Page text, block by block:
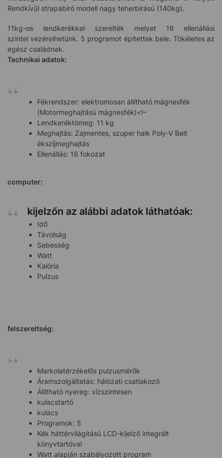
Rendkívűl strapabíró modell nagy teherbírású (140kg).
11kg-os lendkerékkel szerelték melyet 16 ellenállási
szintel vezérelhetünk. 5 programot építettek bele. Tökéletes az
egész családnak.
Technikai adatok:
Fékrendszer: elektromosan állítható mágnesfék
(Motormeghajtású mágnesfék)<!–
Lendkeréktömeg: 11 kg
Meghajtás: Zajmentes, szuper halk Poly-V Belt
ékszíjmeghajtás
Ellenállás: 16 fokozat
computer:
kijelzőn az alábbi adatok láthatóak:
Idő
Távolság
Sebesség
Watt
Kalória
Pulzus
felszereltség:
Markolatérzékelős pulzusmérők
Áramszolgáltatás: hálózati csatlakozó
Állítható nyereg: vízszintesen
kulacstartó
kulacs
Programok: 5
Kék háttérvilágítású LCD-kijelző integrált
könyvtartóval
Watt alapján szabályozott program